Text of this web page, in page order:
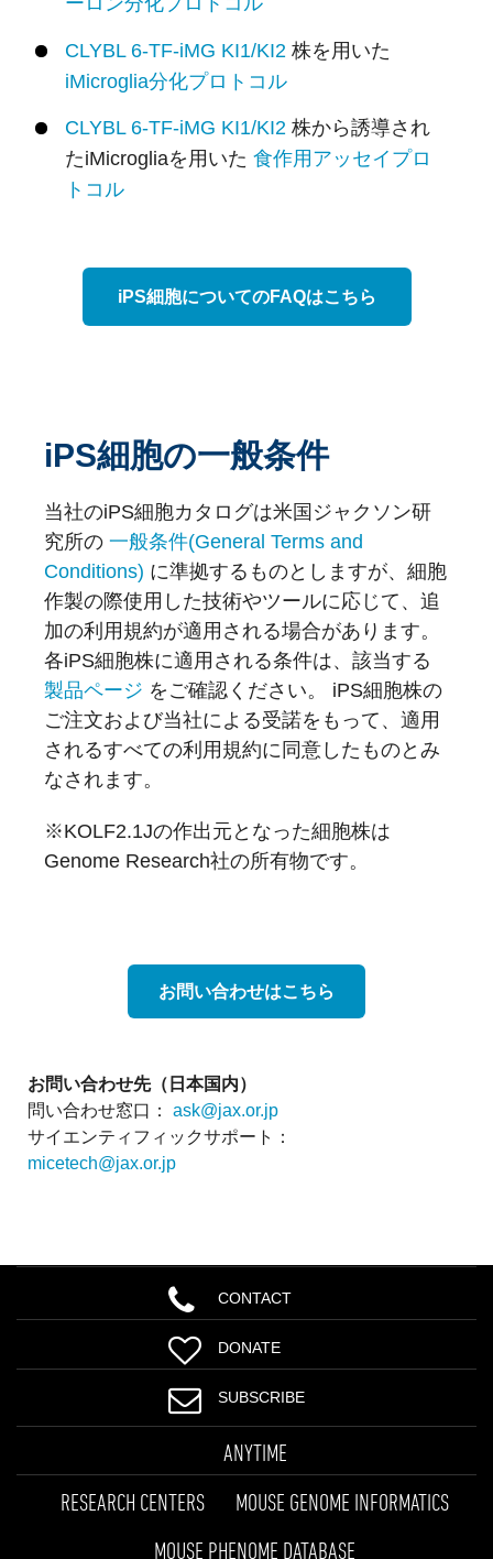
CLYBL 6-TF-iMG KI1/KI2 株を用いた
iMicroglia分化プロトコル
CLYBL 6-TF-iMG KI1/KI2 株から誘導され
たiMicrogliaを用いた食作用アッセイプロ
トコル
iPS細胞についてのFAQはこちら
iPS細胞の一般条件
当社のiPS細胞カタログは米国ジャクソン研
究所の 一般条件(General Terms and
Conditions) に準拠するものとしますが、細胞
作製の際使用した技術やツールに応じて、追
加の利用規約が適用される場合があります。
各iPS細胞株に適用される条件は、該当する
製品ページ をご確認ください。 iPS細胞株の
ご注文および当社による受諾をもって、適用
されるすべての利用規約に同意したものとみ
なされます。
※KOLF2.1Jの作出元となった細胞株は
Genome Research社の所有物です。
お問い合わせはこちら
お問い合わせ先（日本国内）
問い合わせ窓口： ask@jax.or.jp
サイエンティフィックサポート：
micetech@jax.or.jp
CONTACT
DONATE
SUBSCRIBE
ANYTIME
RESEARCH CENTERS
MOUSE GENOME INFORMATICS
MOUSE PHENOME DATABASE